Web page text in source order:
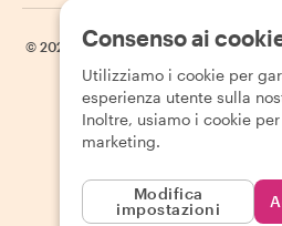
© 2026 Withlocals.com | Informativa
Consenso ai
Utilizziamo i cookie per
esperienza utente sulla
Inoltre, usiamo i cookie
marketing.
Modifica
impostazioni